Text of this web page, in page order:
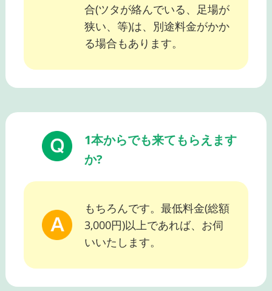
合(ツタが絡んでいる、足場が
狭い、等)は、別途料金がかか
る場合もあります。
1本からでも来てもらえます
か?
もちろんです。最低料金(総額
3,000円)以上であれば、お伺
いいたします。